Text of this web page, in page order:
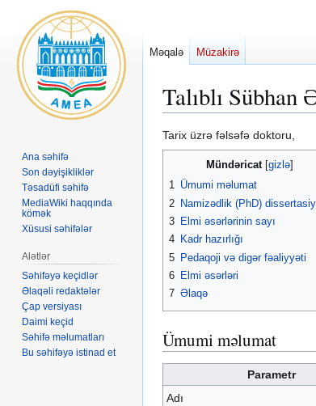
Talıblı Sübhan
Naviqasiyaya
keç
Axtarışa
keç
Tarix üzrə fəlsəfə doktoru,
Mündəricat
1 Ümumi məlumat
2 Namizədlik (PhD)
3 Elmi əsərlərinin sayı
4 Kadr hazırlığı
5 Pedaqoji və digər fəaliyyəti
6 Elmi əsərləri
7 Əlaqə
Ümumi məlumat
Parametr
Adı
Məqalə Müzakirə
Ana səhifə
Son dəyişikliklər
Təsadüfi səhifə
MediaWiki haqqında
kömək
Xüsusi səhifələr
Alətlər
Səhifəyə keçidlər
Əlaqəli redaktələr
Çap versiyası
Daimi keçid
Səhifə məlumatları
Bu səhifəyə istinad et